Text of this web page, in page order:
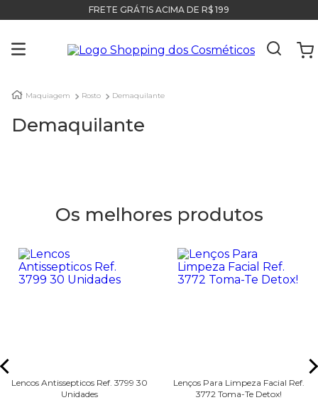
FRETE GRÁTIS ACIMA DE R$ 199
Maquiagem Rosto Demaquilante
Demaquilante
Os melhores produtos
Lencos Antissepticos Ref. 3799 30
Unidades
Lenços Para Limpeza Facial Ref.
3772 Toma-Te Detox!